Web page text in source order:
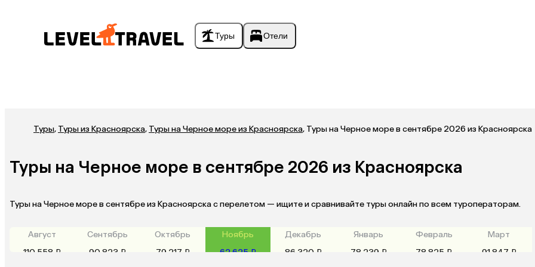
Туры Отели
Туры, Туры из Красноярска, Туры на Черное море из Красноярска, Туры на Черное море в сентябре 2026 из Красноярска
Туры на Черное море в сентябре 2026 из Красноярска
Туры на Черное море в сентябре из Красноярска с перелетом — ищите и сравнивайте туры онлайн по всем туроператорам.
Август
110 558 ₽
Сентябрь
90 823 ₽
Октябрь
79 217 ₽
Ноябрь
62 625 ₽
Декабрь
86 320 ₽
Январь
78 239 ₽
Февраль
78 825 ₽
Март
91 847 ₽